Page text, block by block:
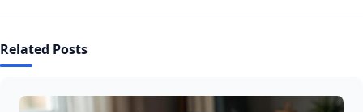
Related Posts